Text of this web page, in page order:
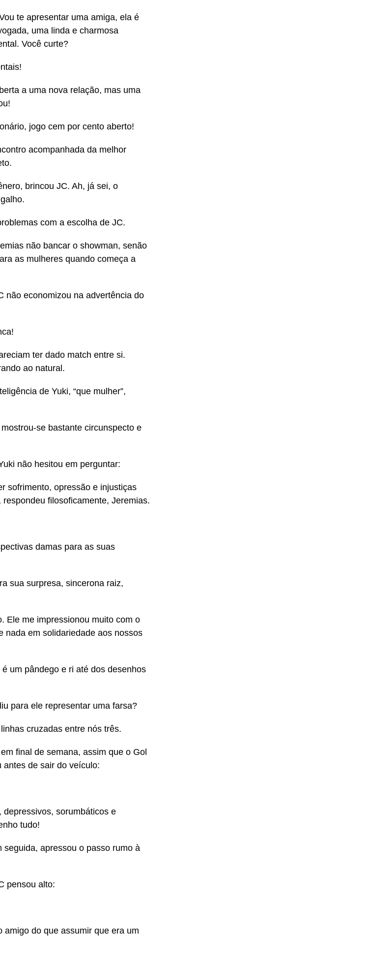
te apresentar uma amiga, ela é
uma linda e charmosa
Você curte?
a uma nova relação, mas uma
jogo cem por cento aberto!
acompanhada da melhor
brincou JC. Ah, já sei, o
com a escolha de JC.
não bancar o showman, senão
as mulheres quando começa a
não economizou na advertência do
ter dado match entre si.
ao natural.
de Yuki, “que mulher”,
se bastante circunspecto e
não hesitou em perguntar:
sofrimento, opressão e injustiças
filosoficamente, Jeremias.
damas para as suas
sua surpresa, sincerona raiz,
Ele me impressionou muito com o
em solidariedade aos nossos
um pândego e ri até dos desenhos
para ele representar uma farsa?
cruzadas entre nós três.
final de semana, assim que o Gol
antes de sair do veículo:
sorumbáticos e
tudo!
apressou o passo rumo à
pensou alto:
do que assumir que era um